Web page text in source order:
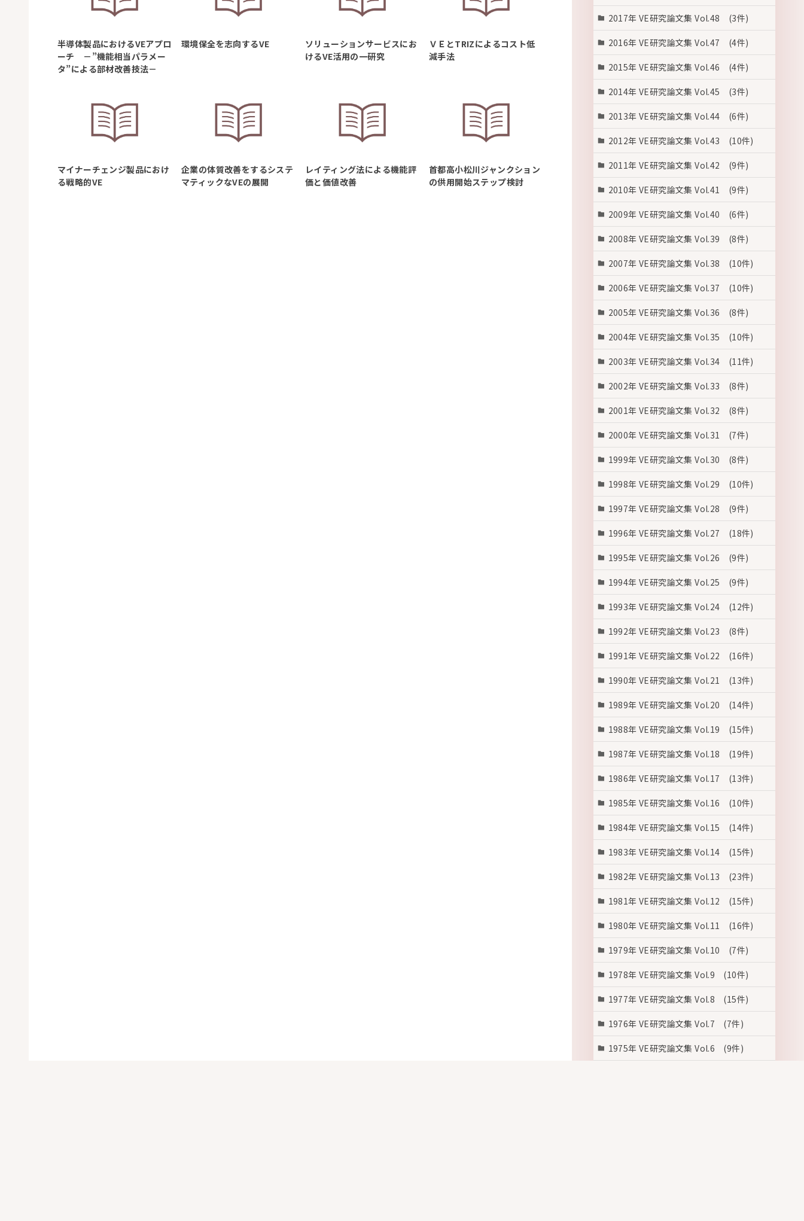
半導体製品におけるVEアプロ
ーチ －”機能相当パラメー
タ”による部材改善技法－
環境保全を志向するVE
ソリューションサービスにお
けるVE活用の一研究
ＶＥとTRIZによるコスト低
減手法
マイナーチェンジ製品におけ
る戦略的VE
企業の体質改善をするシステ
マティックなVEの展開
レイティング法による機能評
価と価値改善
首都高小松川ジャンクション
の供用開始ステップ検討
2017年 VE研究論文集 Vol.48 (3件)
2016年 VE研究論文集 Vol.47 (4件)
2015年 VE研究論文集 Vol.46 (4件)
2014年 VE研究論文集 Vol.45 (3件)
2013年 VE研究論文集 Vol.44 (6件)
2012年 VE研究論文集 Vol.43 (10件)
2011年 VE研究論文集 Vol.42 (9件)
2010年 VE研究論文集 Vol.41 (9件)
2009年 VE研究論文集 Vol.40 (6件)
2008年 VE研究論文集 Vol.39 (8件)
2007年 VE研究論文集 Vol.38 (10件)
2006年 VE研究論文集 Vol.37 (10件)
2005年 VE研究論文集 Vol.36 (8件)
2004年 VE研究論文集 Vol.35 (10件)
2003年 VE研究論文集 Vol.34 (11件)
2002年 VE研究論文集 Vol.33 (8件)
2001年 VE研究論文集 Vol.32 (8件)
2000年 VE研究論文集 Vol.31 (7件)
1999年 VE研究論文集 Vol.30 (8件)
1998年 VE研究論文集 Vol.29 (10件)
1997年 VE研究論文集 Vol.28 (9件)
1996年 VE研究論文集 Vol.27 (18件)
1995年 VE研究論文集 Vol.26 (9件)
1994年 VE研究論文集 Vol.25 (9件)
1993年 VE研究論文集 Vol.24 (12件)
1992年 VE研究論文集 Vol.23 (8件)
1991年 VE研究論文集 Vol.22 (16件)
1990年 VE研究論文集 Vol.21 (13件)
1989年 VE研究論文集 Vol.20 (14件)
1988年 VE研究論文集 Vol.19 (15件)
1987年 VE研究論文集 Vol.18 (19件)
1986年 VE研究論文集 Vol.17 (13件)
1985年 VE研究論文集 Vol.16 (10件)
1984年 VE研究論文集 Vol.15 (14件)
1983年 VE研究論文集 Vol.14 (15件)
1982年 VE研究論文集 Vol.13 (23件)
1981年 VE研究論文集 Vol.12 (15件)
1980年 VE研究論文集 Vol.11 (16件)
1979年 VE研究論文集 Vol.10 (7件)
1978年 VE研究論文集 Vol.9 (10件)
1977年 VE研究論文集 Vol.8 (15件)
1976年 VE研究論文集 Vol.7 (7件)
1975年 VE研究論文集 Vol.6 (9件)